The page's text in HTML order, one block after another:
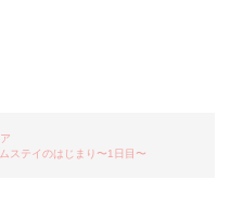
ステイのはじまり〜1日目〜